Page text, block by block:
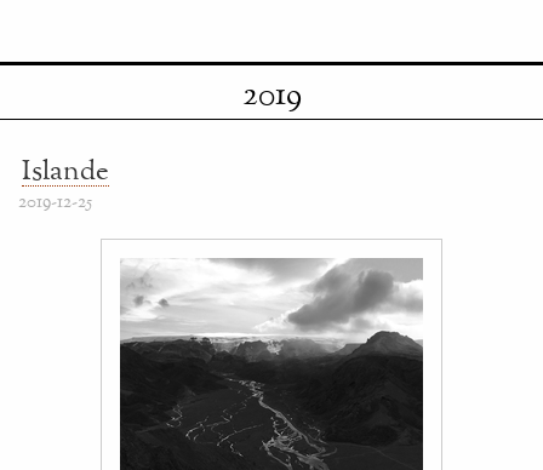
2019
Islande
2019-12-25